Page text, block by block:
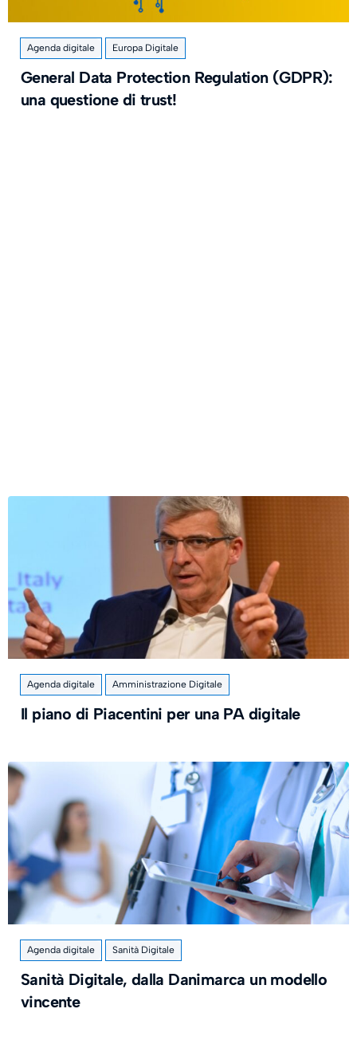
Agenda digitale Europa Digitale
General Data Protection Regulation (GDPR):
una questione di trust!
Agenda digitale Amministrazione Digitale
Il piano di Piacentini per una PA digitale
Agenda digitale Sanità Digitale
Sanità Digitale, dalla Danimarca un modello
vincente